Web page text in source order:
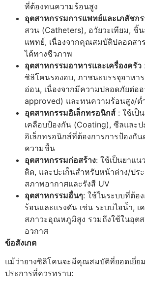
ที่ต้องทนความร้อนสูง
อุตสาหกรรมการแพทย์และเภสัชก
สวน (Catheters), อวัยวะเทียม, ชิ้
แพทย์, เนื่องจากคุณสมบัติปลอดสา
ได้ทางชีวภาพ
อุตสาหกรรมอาหารและเครื่องครัว
ซิลิโคนรองอบ, ภาชนะบรรจุอาหา
อ่อน, เนื่องจากมีความปลอดภัยต่ออ
approved) และทนความร้อนสูง/ต่
อุตสาหกรรมอิเล็กทรอนิกส์ : ใช้เป็
เคลือบป้องกัน (Coating), ซีลและ
อิเล็กทรอนิกส์ที่ต้องการการป้องกั
ความชื้น
อุตสาหกรรมก่อสร้าง: ใช้เป็นยาแน
ติด, และปะเก็นสำหรับหน้าต่าง/ปร
สภาพอากาศและรังสี UV
อุตสาหกรรมอื่นๆ: ใช้ในระบบที่ต้อ
ร้อนและแรงดัน เช่น ระบบไอน้ำ, เ
สภาวะอุณหภูมิสูง รวมถึงใช้ในอุต
อวกาศ
ข้อสังเกต
แม้ว่ายางซิลิโคนจะมีคุณสมบัติที่ยอดเยี่ย
ประการที่ควรทราบ: